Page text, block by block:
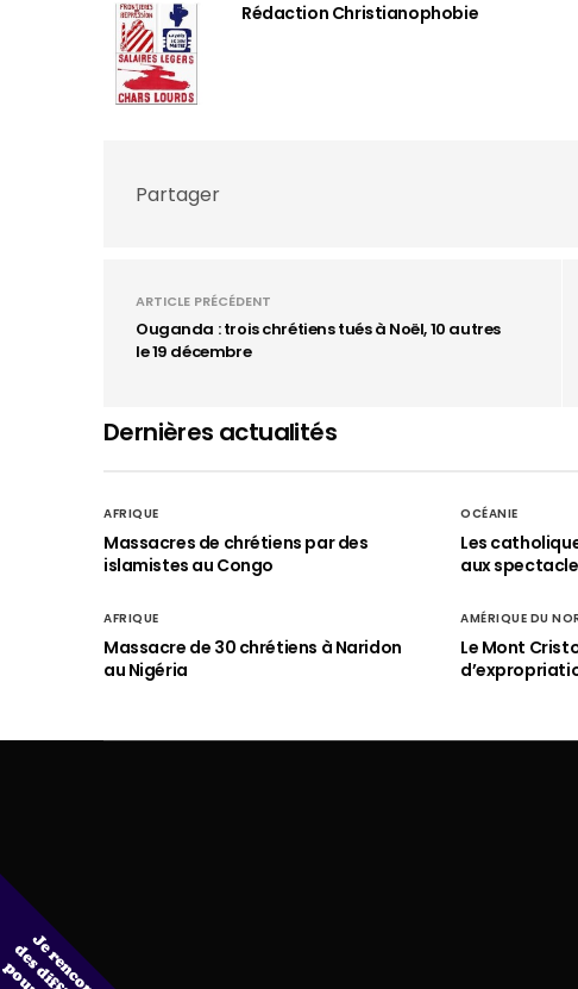
Rédaction Christianophobie
Partager
ARTICLE PRÉCÉDENT
Ouganda : trois chrétiens tués à Noël, 10 autres
le 19 décembre
Dernières actualités
AFRIQUE
Massacres de chrétiens par des
islamistes au Congo
OCÉANIE
Les
aux
AFRIQUE
Massacre de 30 chrétiens à Naridon
au Nigéria
AMÉRIQUE DU
Le Mont